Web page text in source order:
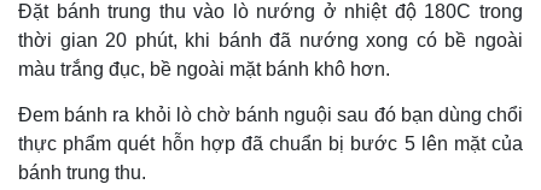
Đặt bánh trung thu vào lò nướng ở nhiệt độ 180C trong
thời gian 20 phút, khi bánh đã nướng xong có bề ngoài
màu trắng đục, bề ngoài mặt bánh khô hơn.
Đem bánh ra khỏi lò chờ bánh nguội sau đó bạn dùng chổi
thực phẩm quét hỗn hợp đã chuẩn bị bước 5 lên mặt của
bánh trung thu.